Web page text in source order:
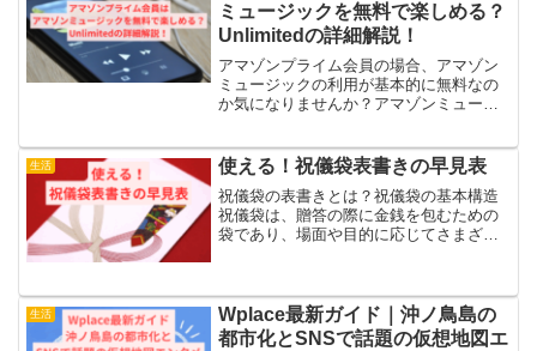
ミュージックを無料で楽しめる？
Unlimitedの詳細解説！
アマゾンプライム会員の場合、アマゾン
ミュージックの利用が基本的に無料なの
か気になりませんか？アマゾンミュージ
ジックとその上位版であるUnlimitedとの
違いに焦点を当...
生活 使える！祝儀袋表書きの早見表
祝儀袋の表書きとは？祝儀袋の基本構造
祝儀袋は、贈答の際に金銭を包むための
袋であり、場面や目的に応じてさまざま
額や贈り主の名前を記入し...
生活
Wplace最新ガイド｜沖ノ鳥島の
都市化とSNSで話題の仮想地図エ